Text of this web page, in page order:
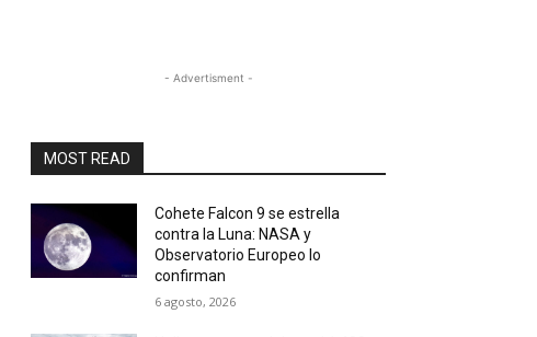
- Advertisment -
MOST READ
Cohete Falcon 9 se estrella
contra la Luna: NASA y
Observatorio Europeo lo
confirman
6 agosto, 2026